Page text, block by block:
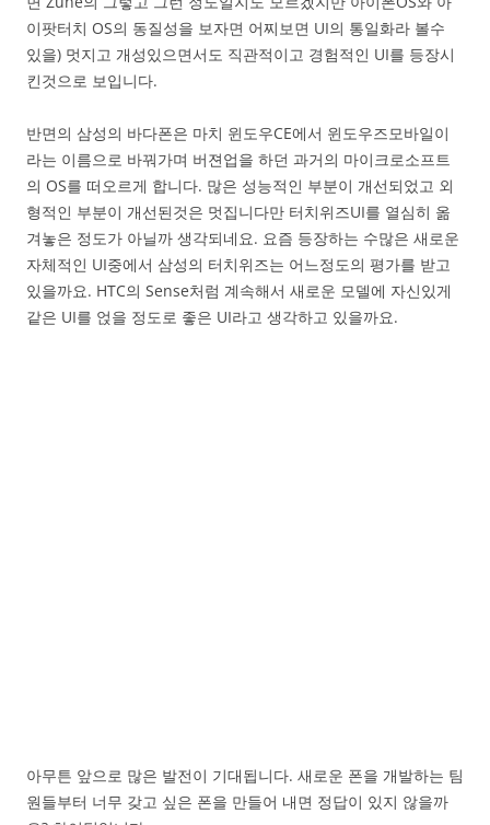
이팟터치 OS의 동질성을 보자면 어찌보면 UI의 통일화라 볼수
있을) 멋지고 개성있으면서도 직관적이고 경험적인 UI를 등장시
킨것으로 보입니다.
반면의 삼성의 바다폰은 마치 윈도우CE에서 윈도우즈모바일이
라는 이름으로 바꿔가며 버젼업을 하던 과거의 마이크로소프트
의 OS를 떠오르게 합니다. 많은 성능적인 부분이 개선되었고 외
형적인 부분이 개선된것은 멋집니다만 터치위즈UI를 열심히 옮
겨놓은 정도가 아닐까 생각되네요. 요즘 등장하는 수많은 새로운
자체적인 UI중에서 삼성의 터치위즈는 어느정도의 평가를 받고
있을까요. HTC의 Sense처럼 계속해서 새로운 모델에 자신있게
같은 UI를 얹을 정도로 좋은 UI라고 생각하고 있을까요.
아무튼 앞으로 많은 발전이 기대됩니다. 새로운 폰을 개발하는 팀
원들부터 너무 갖고 싶은 폰을 만들어 내면 정답이 있지 않을까